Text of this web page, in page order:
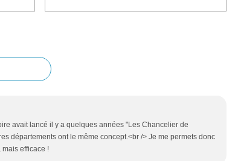
avait lancé il y a quelques années "Les Chancelier de
départements ont le même concept.<br /> Je me permets donc
mais efficace !